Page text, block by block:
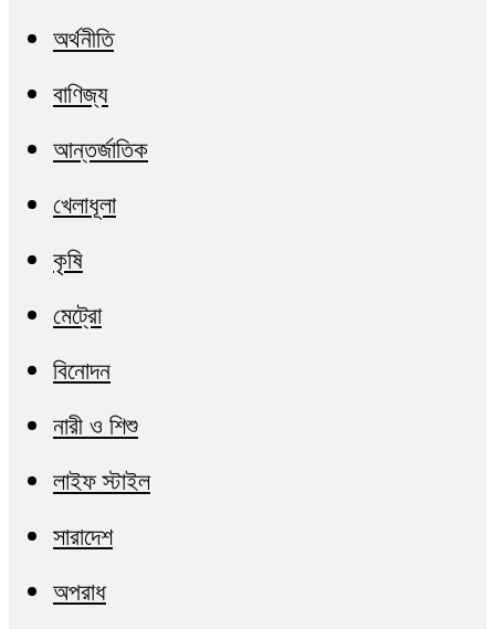
অর্থনীতি
বাণিজ্য
আন্তর্জাতিক
খেলাধূলা
কৃষি
মেট্রো
বিনোদন
নারী ও শিশু
লাইফ স্টাইল
সারাদেশ
অপরাধ